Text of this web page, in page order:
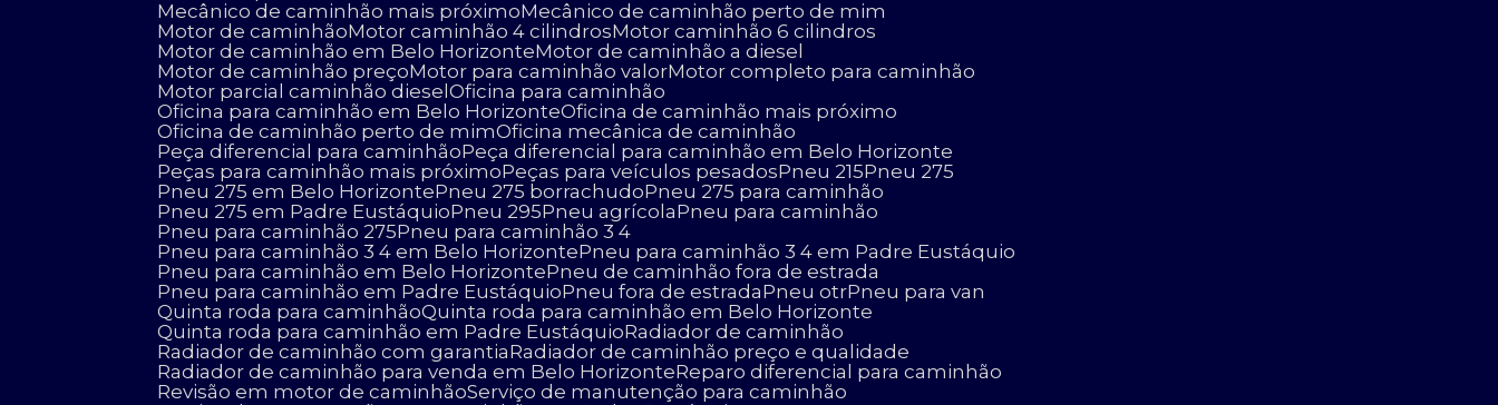
Mecânico de caminhão mais próximo
Mecânico de caminhão perto de mim
Motor de caminhão
Motor caminhão 4 cilindros
Motor caminhão 6 cilindros
Motor de caminhão em Belo Horizonte
Motor de caminhão a diesel
Motor de caminhão preço
Motor para caminhão valor
Motor completo para caminhão
Motor parcial caminhão diesel
Oficina para caminhão
Oficina para caminhão em Belo Horizonte
Oficina de caminhão mais próximo
Oficina de caminhão perto de mim
Oficina mecânica de caminhão
Peça diferencial para caminhão
Peça diferencial para caminhão em Belo Horizonte
Peças para caminhão mais próximo
Peças para veículos pesados Pneu 215
Pneu 275
Pneu 275 em Belo Horizonte
Pneu 275 borrachudo
Pneu 275 para caminhão
Pneu 275 em Padre Eustáquio
Pneu 295 Pneu agrícola
Pneu para caminhão
Pneu para caminhão 275
Pneu para caminhão 3 4
Pneu para caminhão 3 4 em Belo Horizonte
Pneu para caminhão 3 4 em Padre Eustáquio
Pneu para caminhão em Belo Horizonte
Pneu de caminhão fora de estrada
Pneu para caminhão em Padre Eustáquio
Pneu fora de estrada Pneu otr
Pneu para van
Quinta roda para caminhão
Quinta roda para caminhão em Belo Horizonte
Quinta roda para caminhão em Padre Eustáquio
Radiador de caminhão
Radiador de caminhão com garantia
Radiador de caminhão preço e qualidade
Radiador de caminhão para venda em Belo Horizonte
Reparo diferencial para caminhão
Revisão em motor de caminhão Serviço de manutenção para caminhão